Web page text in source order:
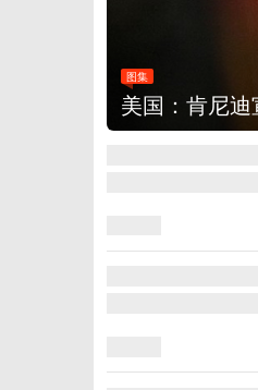
图集
美国：肯尼